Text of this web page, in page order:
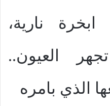
نارية،
العيون..
الذي بامره